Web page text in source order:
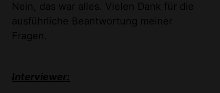
Nein, das war alles. Vielen Dank für die
ausführliche Beantwortung meiner
Fragen.
Interviewer: